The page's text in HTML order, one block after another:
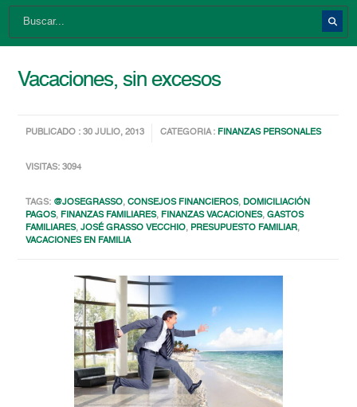
Vacaciones, sin excesos
PUBLICADO : 30 JULIO, 2013 CATEGORIA : FINANZAS PERSONALES
VISITAS: 3094
TAGS: @JOSEGRASSO,CONSEJOS FINANCIEROS,DOMICILIACIÓN
PAGOS, FINANZAS FAMILIARES, FINANZAS VACACIONES,GASTOS
FAMILIARES,JOSÉ GRASSO VECCHIO, PRESUPUESTO FAMILIAR,
VACACIONES EN FAMILIA